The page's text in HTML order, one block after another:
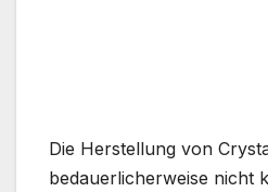
Die Herstellung von
bedauerlicherweise nicht